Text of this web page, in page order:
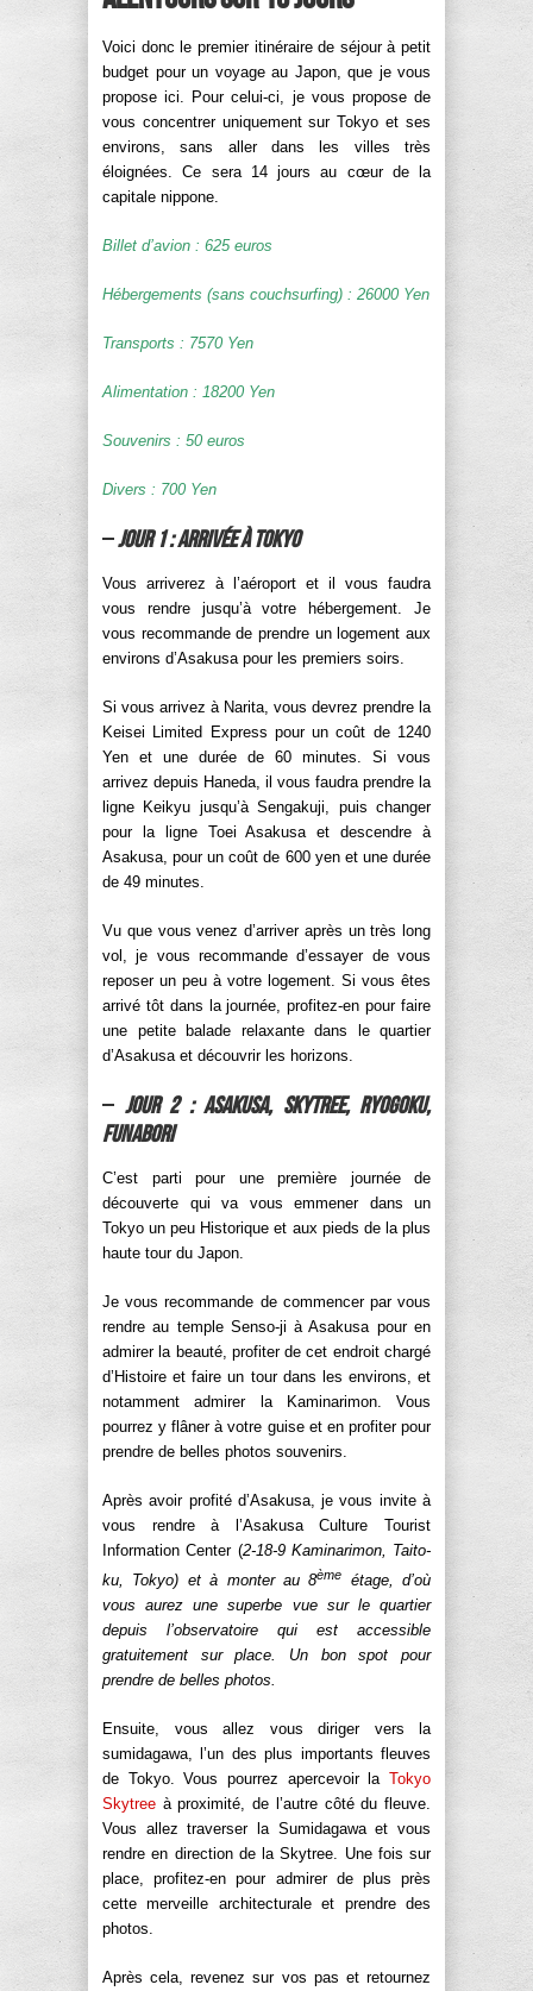
Voici donc le premier itinéraire de séjour à petit
budget pour un voyage au Japon, que je vous
propose ici. Pour celui-ci, je vous propose de
vous concentrer uniquement sur Tokyo et ses
environs, sans aller dans les villes très
éloignées. Ce sera 14 jours au cœur de la
capitale nippone.
Billet d’avion : 625 euros
Hébergements (sans couchsurfing) : 26000 Yen
Transports : 7570 Yen
Alimentation : 18200 Yen
Souvenirs : 50 euros
Divers : 700 Yen
–Jour 1 : Arrivée à Tokyo
Vous arriverez à l’aéroport et il vous faudra
vous rendre jusqu’à votre hébergement. Je
vous recommande de prendre un logement aux
environs d’Asakusa pour les premiers soirs.
Si vous arrivez à Narita, vous devrez prendre la
Keisei Limited Express pour un coût de 1240
Yen et une durée de 60 minutes. Si vous
arrivez depuis Haneda, il vous faudra prendre la
ligne Keikyu jusqu’à Sengakuji, puis changer
pour la ligne Toei Asakusa et descendre à
Asakusa, pour un coût de 600 yen et une durée
de 49 minutes.
Vu que vous venez d’arriver après un très long
vol, je vous recommande d’essayer de vous
reposer un peu à votre logement. Si vous êtes
arrivé tôt dans la journée, profitez-en pour faire
une petite balade relaxante dans le quartier
d’Asakusa et découvrir les horizons.
– Jour 2 : Asakusa, Skytree, Ryogoku,
Funabori
C’est parti pour une première journée de
découverte qui va vous emmener dans un
Tokyo un peu Historique et aux pieds de la plus
haute tour du Japon.
Je vous recommande de commencer par vous
rendre au temple Senso-ji à Asakusa pour en
admirer la beauté, profiter de cet endroit chargé
d’Histoire et faire un tour dans les environs, et
notamment admirer la Kaminarimon. Vous
pourrez y flâner à votre guise et en profiter pour
prendre de belles photos souvenirs.
Après avoir profité d’Asakusa, je vous invite à
vous rendre à l’Asakusa Culture Tourist
Information Center (2-18-9 Kaminarimon, Taito-
ku, Tokyo) et à monter au 8ème
étage, d’où
vous aurez une superbe vue sur le quartier
depuis l’observatoire qui est accessible
gratuitement sur place. Un bon spot pour
prendre de belles photos.
Ensuite, vous allez vous diriger vers la
sumidagawa, l’un des plus importants fleuves
de Tokyo. Vous pourrez apercevoir la Tokyo
Skytree à proximité, de l’autre côté du fleuve.
Vous allez traverser la Sumidagawa et vous
rendre en direction de la Skytree. Une fois sur
place, profitez-en pour admirer de plus près
cette merveille architecturale et prendre des
photos.
Après cela, revenez sur vos pas et retournez